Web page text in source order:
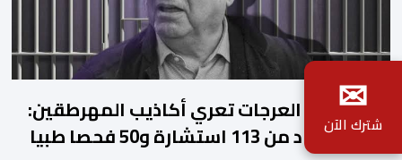
ادارة سجن العرجات تعري أكاذيب المهرطقين:
زيان استفاد من 113 استشارة و50 فحصا طبيا
✉
شترك الآن